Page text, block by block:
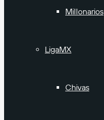
Millonarios
LigaMX
Chivas